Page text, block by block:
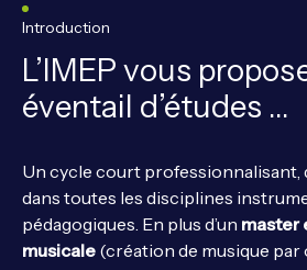
Introduction
L’IMEP vous
éventail d’études …
Un cycle court professionnalisant,
dans toutes les disciplines
pédagogiques. En plus d’un master
musicale (création de musique par